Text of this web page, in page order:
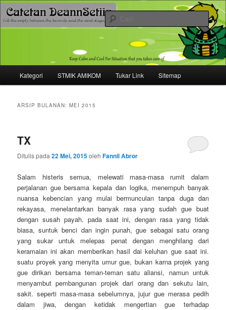
Mari bermimpi dan ciptakan kehendak
Cari
Langsung
utama
Langsung
sekunder
Kategori STMIK AMIKOM Tukar Link Sitemap
ARSIP BULANAN:MEI 2015
TX
Ditulis pada22 Mei, 2015olehFannil Abror
Salam histeris semua, melewati masa-masa rumit dalam
perjalanan gue bersama kepala dan logika, menempuh banyak
nuansa kebencian yang mulai bermunculan tanpa duga dan
rekayasa, menelantarkan banyak rasa yang sudah gue buat
dengan susah payah. pada saat ini, dengan rasa yang tidak
biasa, suntuk benci dan ingin punah, gue sebagai satu orang
yang sukar untuk melepas penat dengan menghilang dari
keramaian ini akan memberikan hasil dai keluhan gue saat ini.
suatu proyek yang menyita umur gue, bukan karna projek yang
gue dirikan bersama teman-teman satu aliansi, namun untuk
menyambut pembangunan projek dari orang dan sekutu lain,
sakit. seperti masa-masa sebelumnya, jujur gue merasa pedih
dalam jiwa, dengan ketidak mengertian gue terhadap